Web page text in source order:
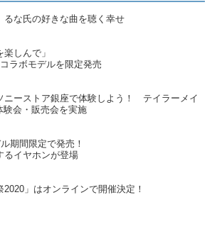
るな氏の好きな曲を聴く幸せ
楽しんで」
ラボモデルを限定発売
ニーストア銀座で体験しよう！ テイラーメイ
験会・販売会を実施
期間限定で発売！
るイヤホンが登場
2020」はオンラインで開催決定！